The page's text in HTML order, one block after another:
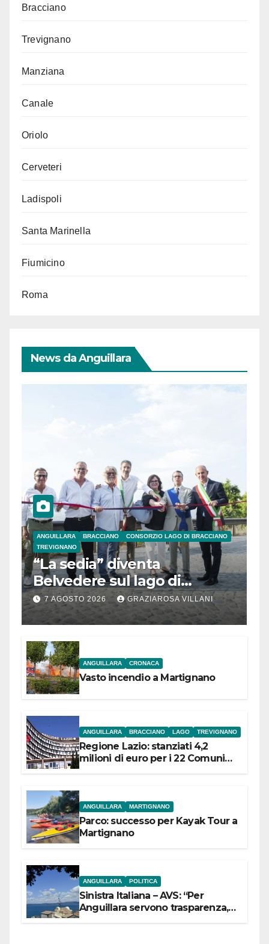
Bracciano
Trevignano
Manziana
Canale
Oriolo
Cerveteri
Ladispoli
Santa Marinella
Fiumicino
Roma
News da Anguillara
ANGUILLARA BRACCIANO
CONSORZIO LAGO DI BRACCIANO
TREVIGNANO
“La sedia” diventa
Belvedere sul lago di
Bracciano: ieri
l’inaugurazione
7 AGOSTO 2026 GRAZIAROSA VILLANI
ANGUILLARA CRONACA
Vasto incendio a Martignano
ANGUILLARA BRACCIANO LAGO TREVIGNANO
Regione Lazio: stanziati 4,2
milioni di euro per i 22 Comuni
ANGUILLARA MARTIGNANO
Parco: successo per Kayak Tour a
Martignano
ANGUILLARA POLITICA
Sinistra Italiana – AVS: “Per
Anguillara servono trasparenza,